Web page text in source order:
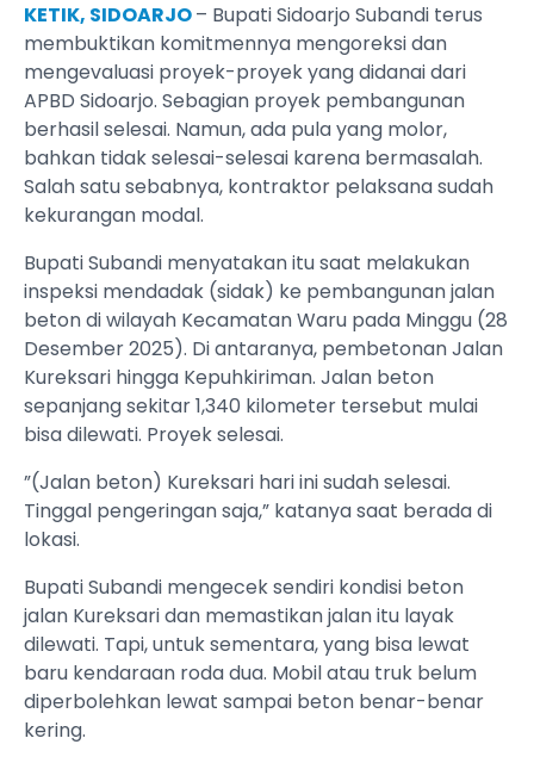
KETIK, SIDOARJO– Bupati Sidoarjo Subandi terus
membuktikan komitmennya mengoreksi dan
mengevaluasi proyek-proyek yang didanai dari
APBD Sidoarjo. Sebagian proyek pembangunan
berhasil selesai. Namun, ada pula yang molor,
bahkan tidak selesai-selesai karena bermasalah.
Salah satu sebabnya, kontraktor pelaksana sudah
kekurangan modal.
Bupati Subandi menyatakan itu saat melakukan
inspeksi mendadak (sidak) ke pembangunan jalan
beton di wilayah Kecamatan Waru pada Minggu (28
Desember 2025). Di antaranya, pembetonan Jalan
Kureksari hingga Kepuhkiriman. Jalan beton
sepanjang sekitar 1,340 kilometer tersebut mulai
bisa dilewati. Proyek selesai.
”(Jalan beton) Kureksari hari ini sudah selesai.
Tinggal pengeringan saja,” katanya saat berada di
lokasi.
Bupati Subandi mengecek sendiri kondisi beton
jalan Kureksari dan memastikan jalan itu layak
dilewati. Tapi, untuk sementara, yang bisa lewat
baru kendaraan roda dua. Mobil atau truk belum
diperbolehkan lewat sampai beton benar-benar
kering.